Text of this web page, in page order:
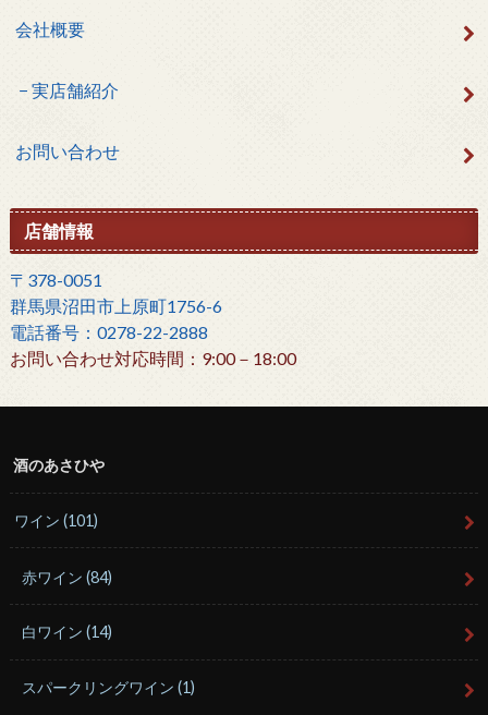
会社概要
実店舗紹介
お問い合わせ
店舗情報
〒378-0051
群馬県沼田市上原町1756-6
電話番号：0278-22-2888
お問い合わせ対応時間：9:00－18:00
酒のあさひや
ワイン(101)
赤ワイン(84)
白ワイン(14)
スパークリングワイン(1)